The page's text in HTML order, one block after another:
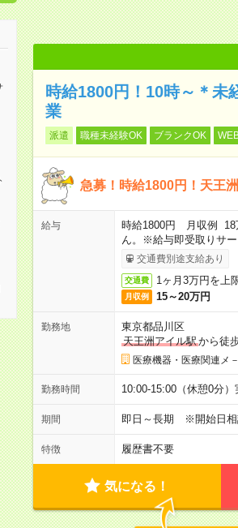
時給1800円！10時～＊
業
派遣 職種未経験OK ブランクOK
急募！時給1800円！天王
給与
時給1800円 月収例 18
ん。※給与即受取りサー
交通費別途支給あり
交通費 1ヶ月3万円を上
月収例 15～20万円
勤務地
東京都品川区
天王洲アイル駅から徒
医療機器・医療関連メ
勤務時間 10:00-15:00（休憩0分）
期間 即日～長期 ※開始日相
特徴 履歴書不要
気になる！